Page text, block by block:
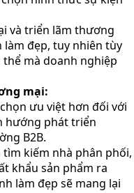
và triển lãm thương
đẹp, tuy nhiên tùy
mà doanh nghiệp
mại:
ưu việt hơn đối với
hướng phát triển
B2B.
tìm kiếm nhà phân phối,
khẩu sản phẩm ra
làm đẹp sẽ mang lại